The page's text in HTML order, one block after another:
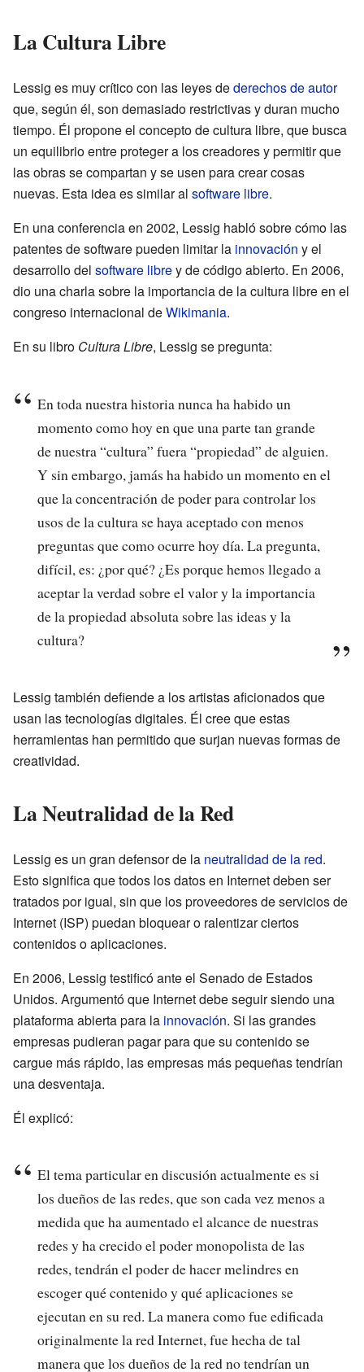
La Cultura Libre
Lessig es muy crítico con las leyes dederechos de autor
que, según él, son demasiado restrictivas y duran mucho
tiempo. Él propone el concepto de cultura libre, que busca
un equilibrio entre proteger a los creadores y permitir que
las obras se compartan y se usen para crear cosas
nuevas. Esta idea es similar al software libre.
En una conferencia en 2002, Lessig habló sobre cómo las
patentes de software pueden limitar la innovación y el
desarrollo del software librey de código abierto. En 2006,
dio una charla sobre la importancia de la cultura libre en el
congreso internacional deWikimania.
En su libro Cultura Libre, Lessig se pregunta:
En toda nuestra historia nunca ha habido un
momento como hoy en que una parte tan grande
de nuestra “cultura” fuera “propiedad” de alguien.
Y sin embargo, jamás ha habido un momento en el
que la concentración de poder para controlar los
usos de la cultura se haya aceptado con menos
preguntas que como ocurre hoy día. La pregunta,
difícil, es: ¿por qué? ¿Es porque hemos llegado a
aceptar la verdad sobre el valor y la importancia
de la propiedad absoluta sobre las ideas y la
cultura?
Lessig también defiende a los artistas aficionados que
usan las tecnologías digitales. Él cree que estas
herramientas han permitido que surjan nuevas formas de
creatividad.
La Neutralidad de la Red
Lessig es un gran defensor de la neutralidad de la red.
Esto significa que todos los datos en Internet deben ser
tratados por igual, sin que los proveedores de servicios de
Internet (ISP) puedan bloquear o ralentizar ciertos
contenidos o aplicaciones.
En 2006, Lessig testificó ante el Senado de Estados
Unidos. Argumentó que Internet debe seguir siendo una
plataforma abierta para la innovación. Si las grandes
empresas pudieran pagar para que su contenido se
cargue más rápido, las empresas más pequeñas tendrían
una desventaja.
Él explicó:
El tema particular en discusión actualmente es si
los dueños de las redes, que son cada vez menos a
medida que ha aumentado el alcance de nuestras
redes y ha crecido el poder monopolista de las
redes, tendrán el poder de hacer melindres en
escoger qué contenido y qué aplicaciones se
ejecutan en su red. La manera como fue edificada
originalmente la red Internet, fue hecha de tal
manera que los dueños de la red no tendrían un